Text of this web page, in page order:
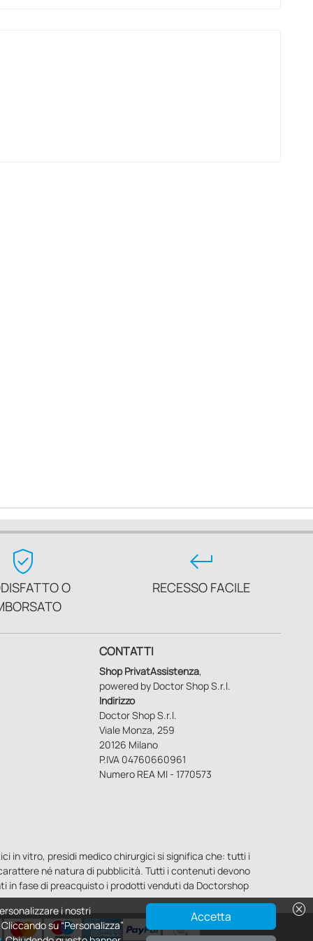
verified_user
O
keyboard_return
RECESSO FACILE
CONTATTI
Shop PrivatAssistenza,
powered by Doctor Shop S.r.l.
Indirizzo
Doctor Shop S.r.l.
Viale Monza, 259
20126 Milano
P.IVA 04760660961
Numero REA MI - 1770573
in vitro, presidi medico chirurgici si significa che: tutti i
né natura di pubblicità. Tutti i contenuti devono
in fase di preacquisto i prodotti venduti da Doctorshop
cancel
i nostri
su “Personalizza”
Accetta